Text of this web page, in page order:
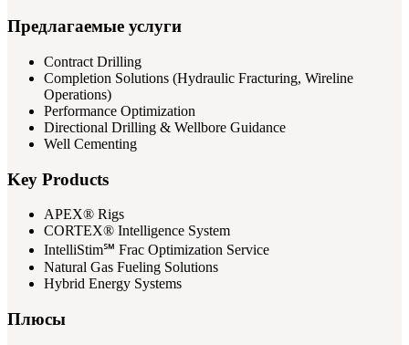
Предлагаемые услуги
Contract Drilling
Completion Solutions (Hydraulic Fracturing, Wireline
Operations)
Performance Optimization
Directional Drilling & Wellbore Guidance
Well Cementing
Key Products
APEX® Rigs
CORTEX® Intelligence System
IntelliStim℠ Frac Optimization Service
Natural Gas Fueling Solutions
Hybrid Energy Systems
Плюсы